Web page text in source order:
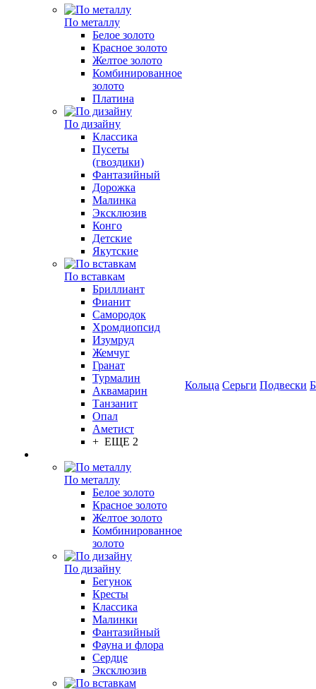
По металлу
Белое золото
Красное золото
Желтое золото
Комбинированное
золото
Платина
По дизайну
Классика
Пусеты
(гвоздики)
Фантазийный
Дорожка
Малинка
Эксклюзив
Конго
Детские
Якутские
По вставкам
Бриллиант
Фианит
Самородок
Хромдиопсид
Изумруд
Жемчуг
Гранат
Турмалин
Аквамарин
Танзанит
Опал
Аметист
+ ЕЩЕ 2
По металлу
Белое золото
Красное золото
Желтое золото
Комбинированное
золото
По дизайну
Бегунок
Кресты
Классика
Малинки
Фантазийный
Фауна и флора
Сердце
Эксклюзив
Кольца Серьги Подвески